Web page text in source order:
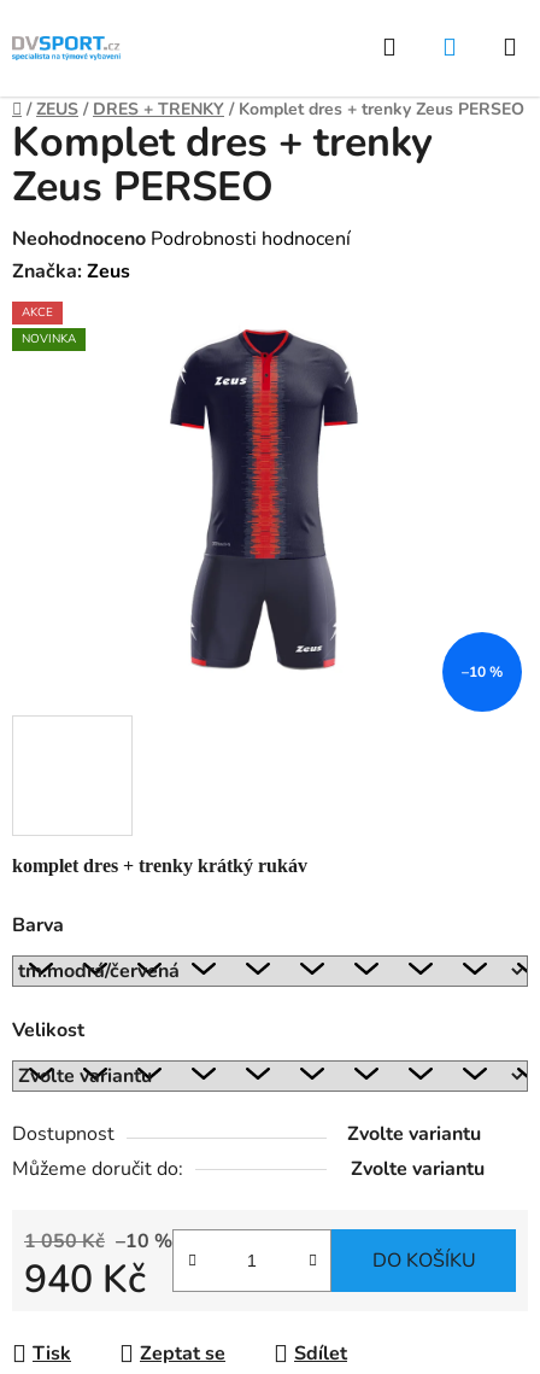
Přejít
na
Hledat
Domů
/ ZEUS / DRES + TRENKY / Komplet dres + trenky Zeus PERSEO
komplet dres + trenky krátký rukáv
Barva
Velikost
Dostupnost
Zvolte variantu
Můžeme doručit do:
Zvolte variantu
1 050 Kč –10 %
940 Kč DO KOŠÍKU
Tisk Zeptat se Sdílet
Komplet dres + trenky
Zeus PERSEO
Průměrné
hodnocení
produktu
je
Neohodnoceno Podrobnosti hodnocení
Značka:Zeus
AKCE
NOVINKA
–10 %